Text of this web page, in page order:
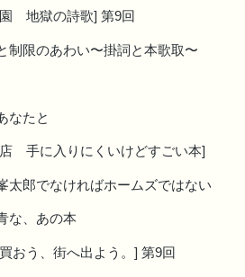
地獄の詩歌] 第9回
限のあわい〜掛詞と本歌取〜
たと
手に入りにくいけどすごい本]
郎でなければホームズではない
、あの本
おう、街へ出よう。] 第9回